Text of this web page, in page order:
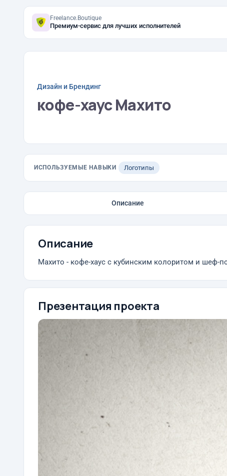
Freelance.Boutique
Премиум-сервис для лучших исполнителей
Дизайн и Брендинг
кофе-хаус Махито
ИСПОЛЬЗУЕМЫЕ НАВЫКИ Логотипы
Описание
Описание
Махито - кофе-хаус с кубинским колоритом и шеф-
Презентация проекта